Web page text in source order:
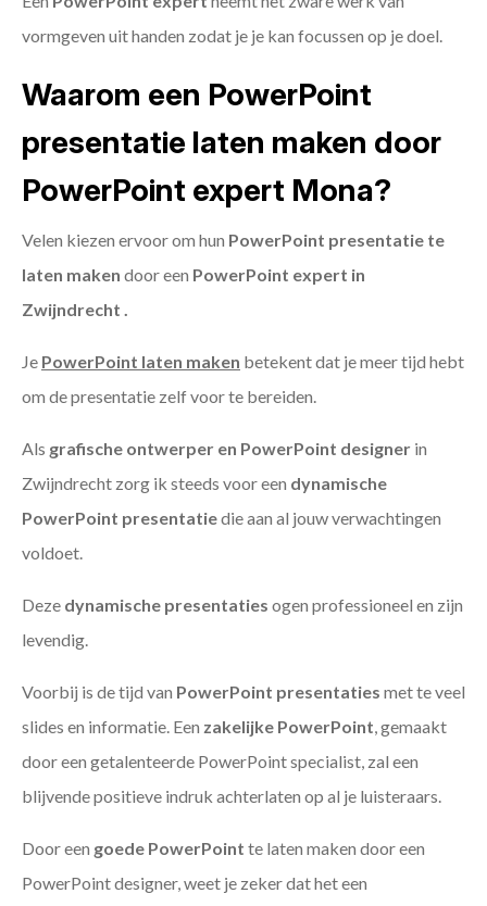
vormgeven uit handen zodat je je kan focussen op je doel.
Waarom een PowerPoint
presentatie laten maken door
PowerPoint expert Mona?
Velen kiezen ervoor om hun PowerPoint presentatie te
laten maken door een PowerPoint expert in
Zwijndrecht .
Je PowerPoint laten maken betekent dat je meer tijd hebt
om de presentatie zelf voor te bereiden.
Als grafische ontwerper en PowerPoint designer in
Zwijndrecht zorg ik steeds voor een dynamische
PowerPoint presentatiedie aan al jouw verwachtingen
voldoet.
Deze dynamische presentaties ogen professioneel en zijn
levendig.
Voorbij is de tijd van PowerPoint presentaties met te veel
slides en informatie. Een zakelijke PowerPoint, gemaakt
door een getalenteerde PowerPoint specialist, zal een
blijvende positieve indruk achterlaten op al je luisteraars.
Door een goede PowerPoint te laten maken door een
PowerPoint designer, weet je zeker dat het een